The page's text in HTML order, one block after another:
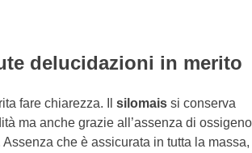
delucidazioni in merito
fare chiarezza. Il silomais si conserva
ma anche grazie all’assenza di ossigeno
Assenza che è assicurata in tutta la massa,